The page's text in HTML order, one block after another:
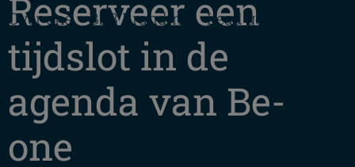
Over ons B2B Branding Lead generation
Reserveer een
tijdslot in de
agenda van Be-
one